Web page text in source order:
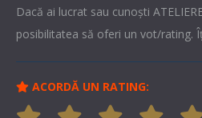
Dacă ai lucrat sau cunoşti
posibilitatea să oferi un vot/rating.
ACORDĂ UN RATING: